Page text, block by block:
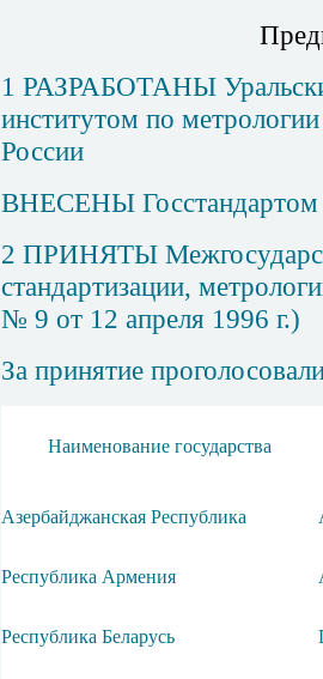
1 РАЗРАБОТАНЫ
институтом по
России
ВНЕСЕНЫ Госстандартом
2 ПРИНЯТЫ
стандартизации,
№ 9 от 12 апреля 1996 г.)
За принятие
Наименование государства
Азербайджанская Республика
Республика Армения
Республика Беларусь